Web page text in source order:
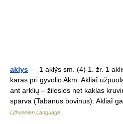
aklys — 1 aklỹs sm. (4) 1. žr. 1
karas pri gyvolio Akm. Akliaĩ
ant arklių – žilosios net kaklas
sparva (Tabanus bovinus): Akliaĩ
Lithuanian Language